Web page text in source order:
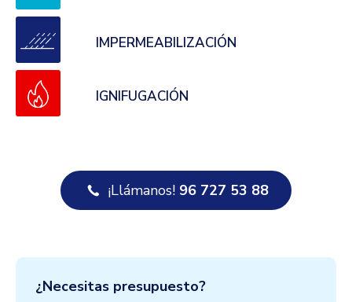
IMPERMEABILIZACIÓN
IGNIFUGACIÓN
¡Llámanos! 96 727 53 88
¿Necesitas presupuesto?